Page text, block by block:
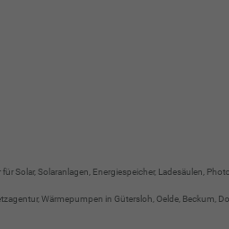
für Solar, Solaranlagen, Energiespeicher, Ladesäulen,
Wärmepumpen in Gütersloh, Oelde, Beckum,